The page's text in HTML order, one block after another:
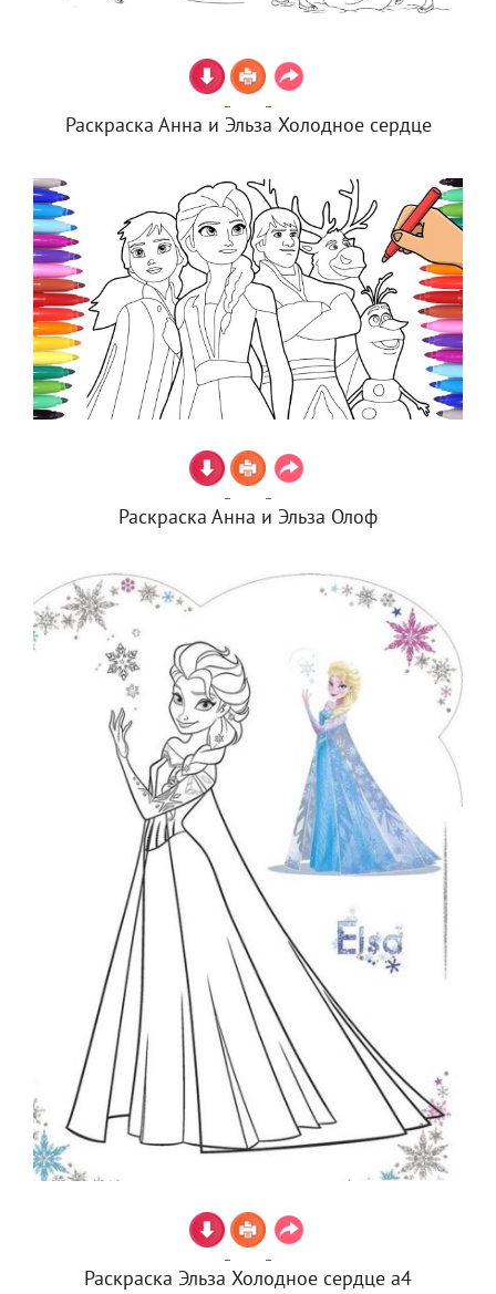
Раскраска Анна и Эльза Холодное сердце
Раскраска Анна и Эльза Олоф
Раскраска Эльза Холодное сердце а4